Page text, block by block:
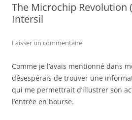
The Microchip Revolution
Intersil
Laisser un commentaire
Comme je l’avais mentionné dans
désespérais de trouver une
qui me permettrait d’illustrer son
l’entrée en bourse.